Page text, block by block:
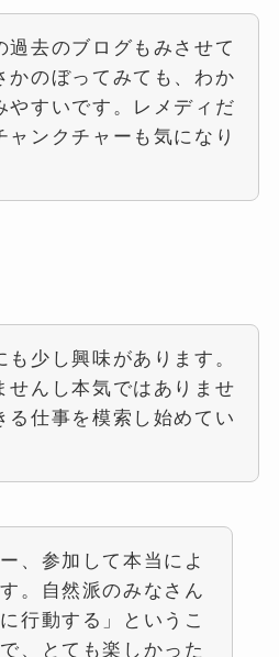
過去のブログもみさせて
かのぼってみても、わか
やすいです。レメディだ
ャンクチャーも気になり
少し興味があります。
せんし本気ではありませ
る仕事を模索し始めてい
、参加して本当によ
。自然派のみなさん
行動する」というこ
、とても楽しかった